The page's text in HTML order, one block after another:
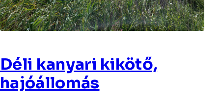
Déli kanyari kikötő,
hajóállomás